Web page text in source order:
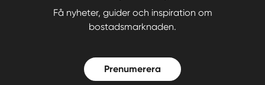
Få nyheter, guider och inspiration om
bostadsmarknaden.
Prenumerera